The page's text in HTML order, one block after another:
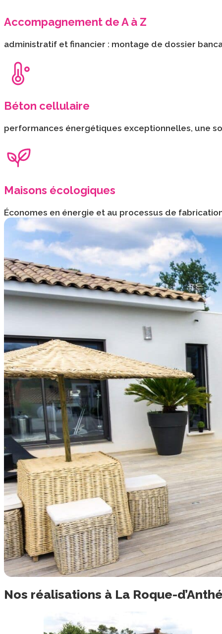
Accompagnement de A à Z
administratif et financier : montage de dossier
Béton cellulaire
performances énergétiques exceptionnelles, une
Maisons écologiques
Économes en énergie et au processus de
Nos réalisations à La Roque-